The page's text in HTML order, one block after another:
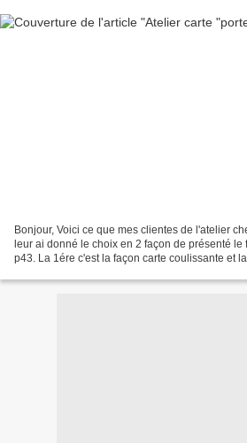
Bonjour, Voici ce que mes clientes de l'atelier
leur ai donné le choix en 2 façon de présenté le
p43. La 1ére c'est la façon carte coulissante et